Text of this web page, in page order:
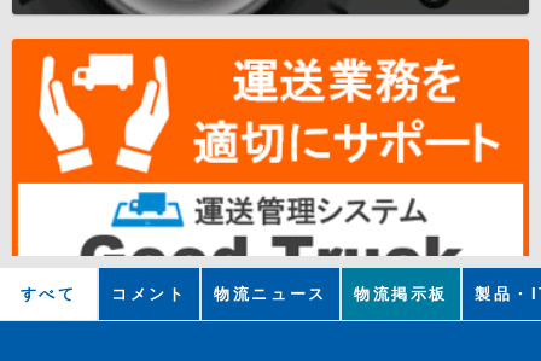
すべて コメント 物流ニュース 物流掲示板 製品・